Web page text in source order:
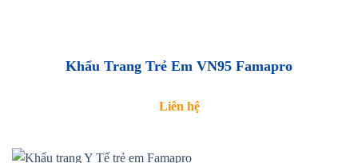
Khẩu Trang Trẻ Em VN95 Famapro
Liên hệ